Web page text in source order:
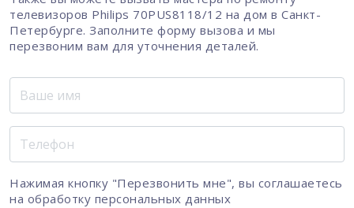
телевизоров Philips 70PUS8118/12 на дом в Санкт-
Петербурге. Заполните форму вызова и мы
перезвоним вам для уточнения деталей.
Нажимая кнопку "Перезвонить мне", вы соглашаетесь
на обработку персональных данных